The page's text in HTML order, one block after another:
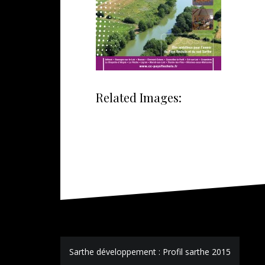
Related Images:
Navigation
de
Sarthe développement : Profil sarthe 2015